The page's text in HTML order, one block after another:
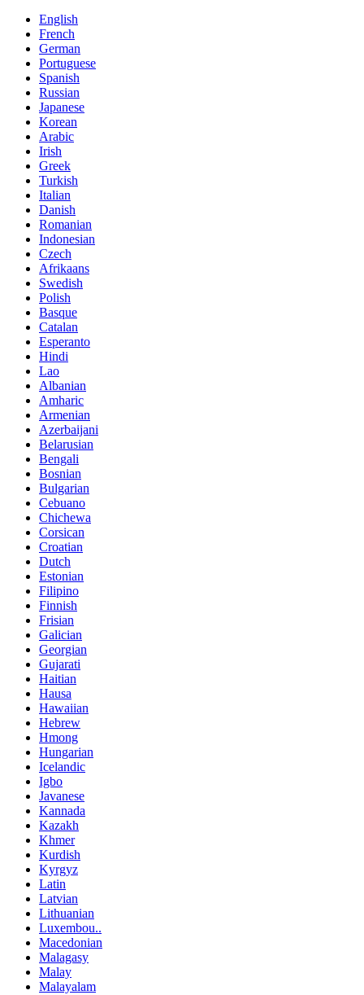
English
French
German
Portuguese
Spanish
Russian
Japanese
Korean
Arabic
Irish
Greek
Turkish
Italian
Danish
Romanian
Indonesian
Czech
Afrikaans
Swedish
Polish
Basque
Catalan
Esperanto
Hindi
Lao
Albanian
Amharic
Armenian
Azerbaijani
Belarusian
Bengali
Bosnian
Bulgarian
Cebuano
Chichewa
Corsican
Croatian
Dutch
Estonian
Filipino
Finnish
Frisian
Galician
Georgian
Gujarati
Haitian
Hausa
Hawaiian
Hebrew
Hmong
Hungarian
Icelandic
Igbo
Javanese
Kannada
Kazakh
Khmer
Kurdish
Kyrgyz
Latin
Latvian
Lithuanian
Luxembou..
Macedonian
Malagasy
Malay
Malayalam